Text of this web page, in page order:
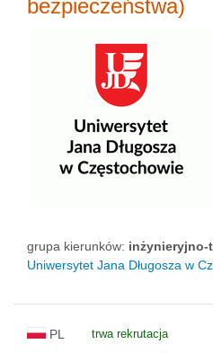
bezpieczeństwa)
grupa kierunków: inżynieryjno-
Uniwersytet Jana Długosza w
PL trwa rekrutacja